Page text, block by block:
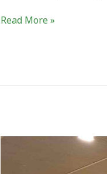
Read More »
Ribbecup